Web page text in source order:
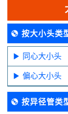
按大小头类
同心大小头
偏心大小头
按异径管类